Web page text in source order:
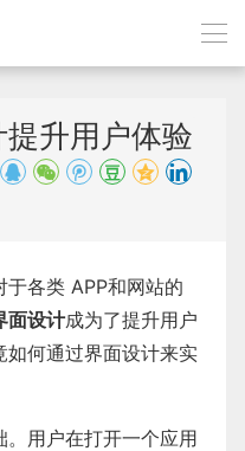
升用户体验
各类 APP和网站的
面设计成为了提升用户
如何通过界面设计来实
用户在打开一个应用